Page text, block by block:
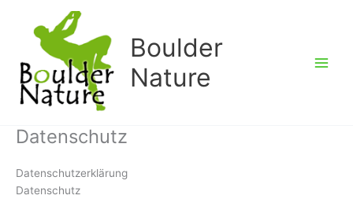
springen
Boulder
Nature
Datenschutz
Datenschutzerklärung
Datenschutz